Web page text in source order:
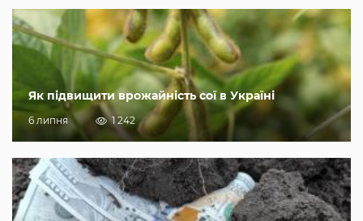
Як підвищити врожайність сої в Україні
6 липня 1 242